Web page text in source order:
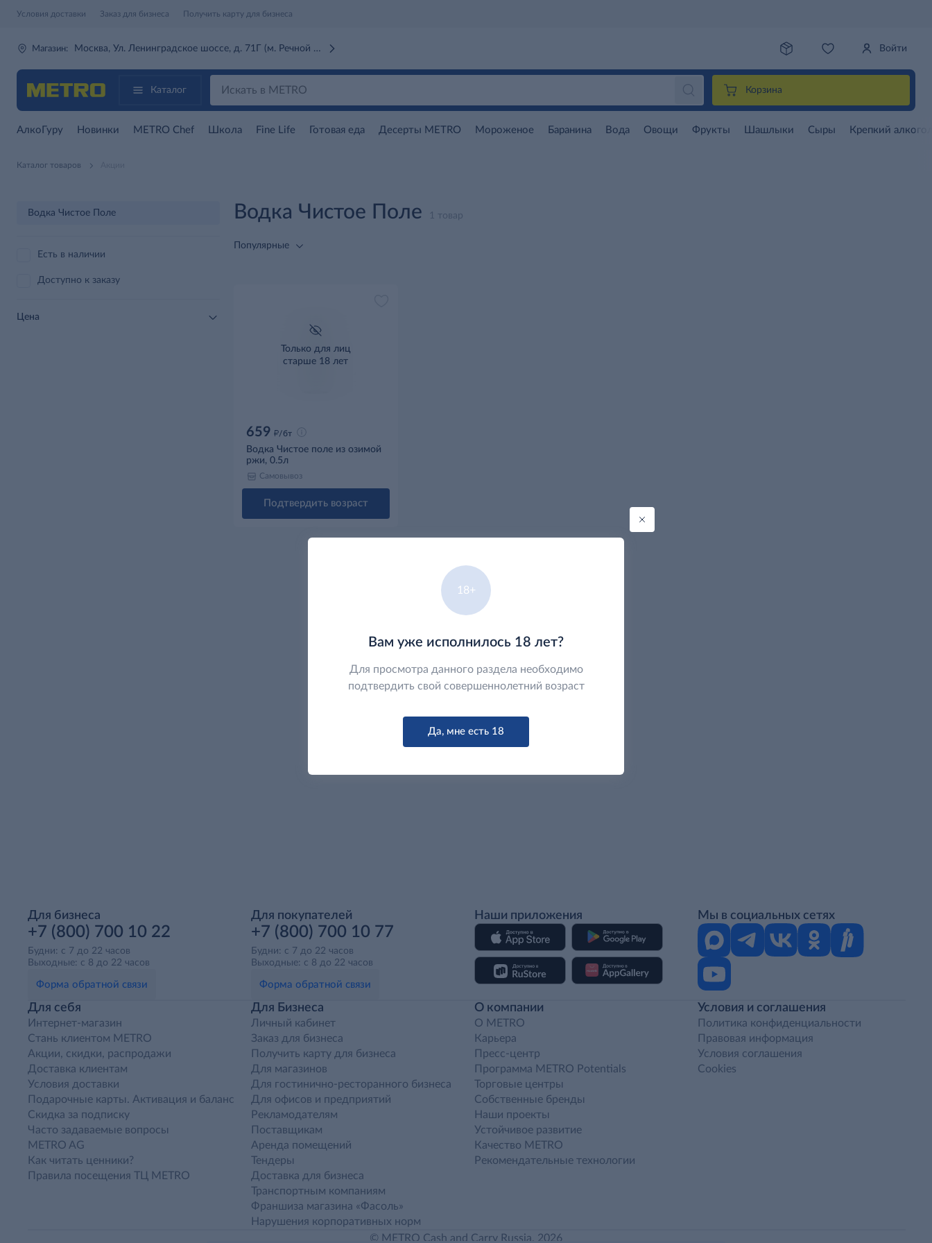
Условия доставки Заказ для бизнеса Получить карту для бизнеса
Магазин: Москва, Ул. Ленинградское шоссе, д. 71Г (м. Речной вокзал) Войти
Каталог Корзина
АлкоГуру Новинки METRO Chef Школа Fine Life Готовая еда Десерты METRO Мороженое Баранина Вода Овощи Фрукты Шашлыки Сыры Крепкий
Каталог товаров
Водка Чистое Поле
Есть в наличии
Доступно к заказу
Цена
Водка Чистое Поле 1 товар
Популярные
Только для лиц
старше 18 лет
659 д/бт
Водка Чистое поле из озимой
ржи, 0.5л
Самовывоз
Подтвердить возраст
Для бизнеса
+7 (800) 700 10 22
Будни: с 7 до 22 часов
Выходные: с 8 до 22 часов
Форма обратной связи
Для покупателей
+7 (800) 700 10 77
Будни: с 7 до 22 часов
Выходные: с 8 до 22 часов
Форма обратной связи
Наши приложения Мы в социальных сетях
Для себя
Интернет-магазин
Стань клиентом METRO
Акции, скидки, распродажи
Доставка клиентам
Условия доставки
Подарочные карты. Активация и баланс
Скидка за подписку
Часто задаваемые вопросы
METRO AG
Как читать ценники?
Правила посещения ТЦ METRO
Для Бизнеса
Личный кабинет
Заказ для бизнеса
Получить карту для бизнеса
Для магазинов
Для гостинично-ресторанного бизнеса
Для офисов и предприятий
Рекламодателям
Поставщикам
Аренда помещений
Тендеры
Доставка для бизнеса
Транспортным компаниям
Франшиза магазина «Фасоль»
Нарушения корпоративных норм
О компании
O METRO
Карьера
Пресс-центр
Программа METRO Potentials
Торговые центры
Собственные бренды
Наши проекты
Устойчивое развитие
Качество METRO
Рекомендательные технологии
Условия и соглашения
Политика конфиденциальности
Правовая информация
Условия соглашения
Cookies
© METRO Cash and Carry Russia, 2026
18+
Вам уже исполнилось 18 лет?
Для просмотра данного раздела необходимо
подтвердить свой совершеннолетний возраст
Да, мне есть 18